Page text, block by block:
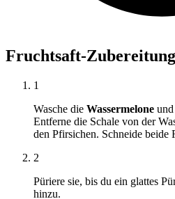
Fruchtsaft-Zubereitung
1
Wasche die Wassermelone
Entferne die Schale von der
den Pfirsichen. Schneide beide
2
Püriere sie, bis du ein glattes
hinzu.